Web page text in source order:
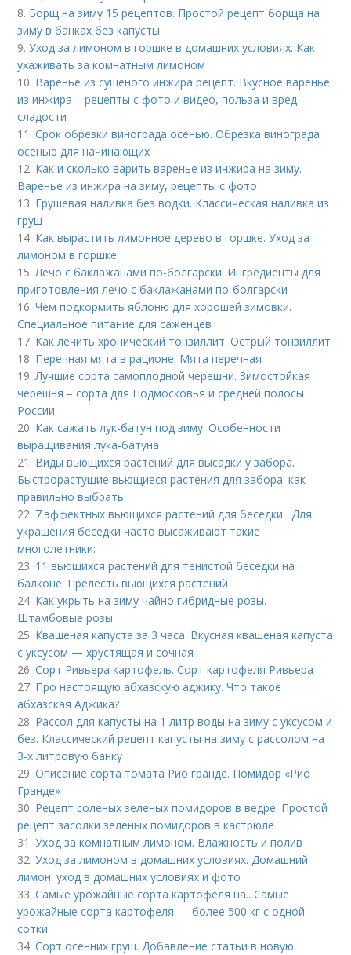
8. Борщ на зиму 15 рецептов. Простой рецепт борща на
зиму в банках без капусты
9.Уход за лимоном в горшке в домашних условиях. Как
ухаживать за комнатным лимоном
10. Варенье из сушеного инжира рецепт. Вкусное варенье
из инжира – рецепты с фото и видео, польза и вред
сладости
11.Срок обрезки винограда осенью. Обрезка винограда
осенью для начинающих
12. Как и сколько варить варенье из инжира на зиму.
Варенье из инжира на зиму, рецепты с фото
13. Грушевая наливка без водки. Классическая наливка из
груш
14. Как вырастить лимонное дерево в горшке. Уход за
лимоном в горшке
15.Лечо с баклажанами по-болгарски. Ингредиенты для
приготовления лечо с баклажанами по-болгарски
16.Чем подкормить яблоню для хорошей зимовки.
Специальное питание для саженцев
17. Как лечить хронический тонзиллит. Острый тонзиллит
18. Перечная мята в рационе. Мята перечная
19.Лучшие сорта самоплодной черешни. Зимостойкая
черешня – сорта для Подмосковья и средней полосы
России
20. Как сажать лук-батун под зиму. Особенности
выращивания лука-батуна
21. Виды вьющихся растений для высадки у забора.
Быстрорастущие вьющиеся растения для забора: как
правильно выбрать
22. 7 эффектных вьющихся растений для беседки. Для
украшения беседки часто высаживают такие
многолетники:
23. 11 вьющихся растений для тенистой беседки на
балконе. Прелесть вьющихся растений
24. Как укрыть на зиму чайно гибридные розы.
Штамбовые розы
25. Квашеная капуста за 3 часа. Вкусная квашеная капуста
с уксусом — хрустящая и сочная
26.Сорт Ривьера картофель. Сорт картофеля Ривьера
27. Про настоящую абхазскую аджику. Что такое
абхазская Аджика?
28. Рассол для капусты на 1 литр воды на зиму с уксусом и
без. Классический рецепт капусты на зиму с рассолом на
3-х литровую банку
29.Описание сорта томата Рио гранде. Помидор «Рио
Гранде»
30. Рецепт соленых зеленых помидоров в ведре. Простой
рецепт засолки зеленых помидоров в кастрюле
31.Уход за комнатным лимоном. Влажность и полив
32.Уход за лимоном в домашних условиях. Домашний
лимон: уход в домашних условиях и фото
33.Самые урожайные сорта картофеля на.. Самые
урожайные сорта картофеля — более 500 кг с одной
сотки
34.Сорт осенних груш. Добавление статьи в новую